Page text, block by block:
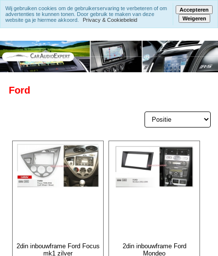
Ford
2din inbouwframe Ford Focus
mk1 zilver
2din inbouwframe Ford
Mondeo
Wij gebruiken cookies om de gebruikerservaring te verbeteren of om
advertenties te kunnen tonen. Door gebruik te maken van deze
website ga je hiermee akkoord.
Privacy & Cookiebeleid
Accepteren
Weigeren